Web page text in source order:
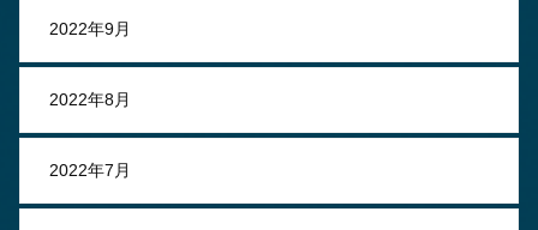
2022年9月
2022年8月
2022年7月